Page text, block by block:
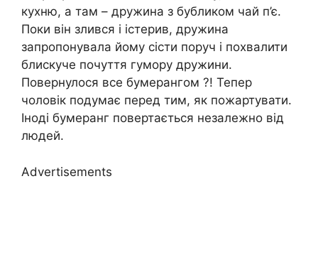
кухню, а там – дружина з бубликом чай п’є.
Поки він злився і істерив, дружина
запропонувала йому сісти поруч і похвалити
блискуче почуття гумору дружини.
Повернулося все бумерангом ?! Тепер
чоловік подумає перед тим, як пожартувати.
Іноді бумеранг повертається незалежно від
людей.
Advertisements